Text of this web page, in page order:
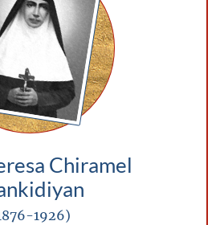
Chiramel
1926)